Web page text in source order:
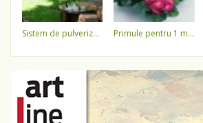
sistem de pulverizare a apei primule pentru 1 martie 3,5 lei / ghiveci !!!!